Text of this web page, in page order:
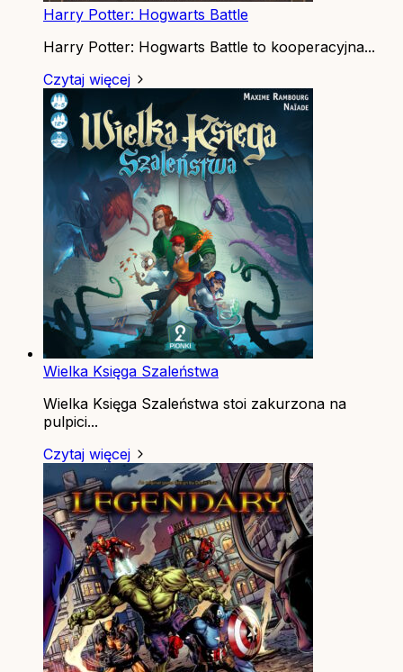
Harry Potter: Hogwarts Battle
Harry Potter: Hogwarts Battle to kooperacyjna...
Czytaj więcej
Wielka Księga Szaleństwa
Wielka Księga Szaleństwa stoi zakurzona na
pulpici...
Czytaj więcej